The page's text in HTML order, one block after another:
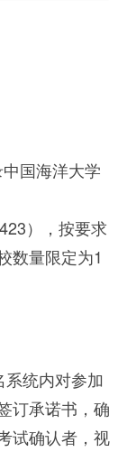
国海洋大学
），按要求
数量限定为1
统内对参加
订承诺书，确
试确认者，视